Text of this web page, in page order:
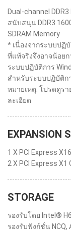
Dual-channel
สนับสนุน DDR3
SDRAM Memory
* เนื่องจากระบบปฏิ
ที่แท้จริงจึงอาจน้อยก
ระบบปฏิบัติการ
สำหรับระบบปฏิบัติก
หมายเหตุ: โปรดดูร
ละเอียด
EXPANSION
1 X PCI Express
2 X PCI Express X1
STORAGE
รองรับโดย Intel®
รองรับฟังก์ชั่น NCQ,